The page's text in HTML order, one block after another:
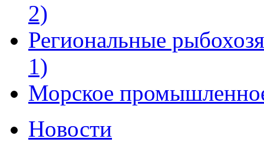
2)
Региональные
1)
Морское
Новости